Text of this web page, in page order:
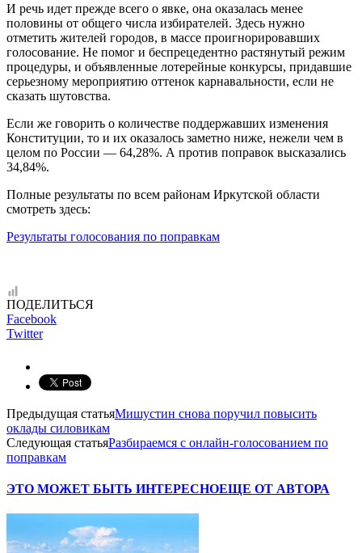
И речь идет прежде всего о явке, она оказалась менее
половины от общего числа избирателей. Здесь нужно
отметить жителей городов, в массе проигнорировавших
голосование. Не помог и беспрецедентно растянутый режим
процедуры, и объявленные лотерейные конкурсы, придавшие
серьезному мероприятию оттенок карнавальности, если не
сказать шутовства.
Если же говорить о количестве поддержавших изменения
Конституции, то и их оказалось заметно ниже, нежели чем в
целом по России — 64,28%. А против поправок высказались
34,84%.
Полные результаты по всем районам Иркутской области
смотреть здесь:
Результаты голосования по поправкам
ПОДЕЛИТЬСЯ
Facebook
Twitter
Предыдущая статьяМишустин снова поручил повысить
оклады силовикам
Следующая статьяРазбираемся с онлайн-голосованием по
поправкам
ЭТО МОЖЕТ БЫТЬ ИНТЕРЕСНОЕЩЕ ОТ АВТОРА